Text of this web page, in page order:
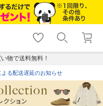
shopping_cart lock_outline
ログイン
物で送料無料！
る配送遅延のお知らせ